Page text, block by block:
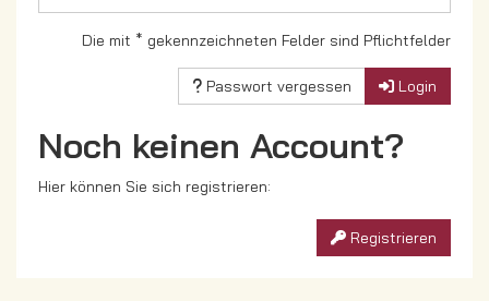
Die mit * gekennzeichneten Felder sind Pflichtfelder
Passwort vergessen Login
Noch keinen Account?
Hier können Sie sich registrieren:
Registrieren